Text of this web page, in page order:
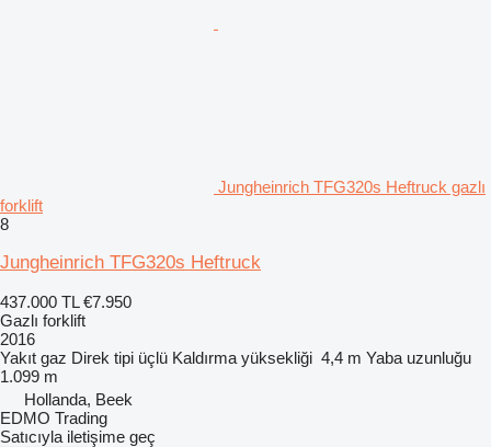
Jungheinrich TFG320s Heftruck gazlı
forklift
8
Jungheinrich TFG320s Heftruck
437.000 TL €7.950
Gazlı forklift
2016
Yakıt gaz Direk tipi üçlü Kaldırma yüksekliği 4,4 m Yaba uzunluğu
1.099 m
Hollanda, Beek
EDMO Trading
Satıcıyla iletişime geç